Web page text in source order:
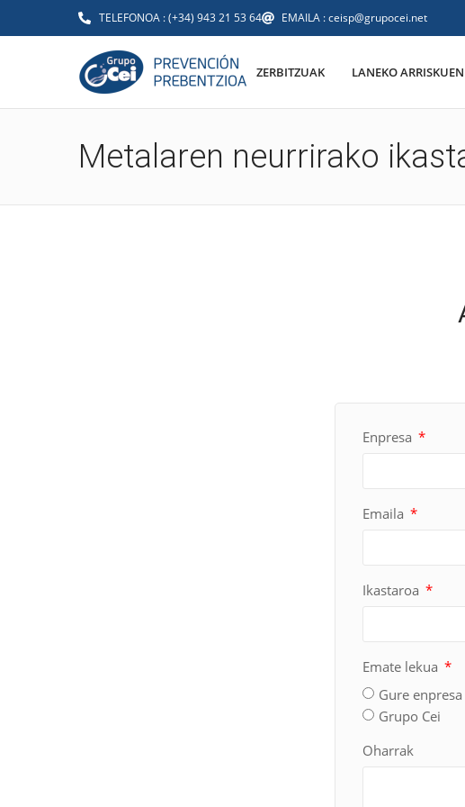
TELEFONOA : (+34) 943 21 53 64 EMAILA : ceisp@grupocei.net
ZERBITZUAK LANEKO
Metalaren neurrirako
Enpresa
Emaila
Ikastaroa
Emate lekua
Gure enpresa
Grupo Cei
Oharrak